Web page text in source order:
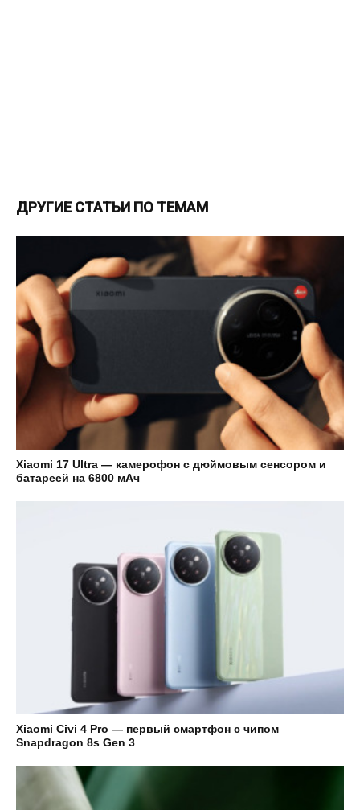
ДРУГИЕ СТАТЬИ ПО ТЕМАМ
Xiaomi 17 Ultra — камерофон с дюймовым сенсором и
батареей на 6800 мАч
Xiaomi Civi 4 Pro — первый смартфон с чипом
Snapdragon 8s Gen 3